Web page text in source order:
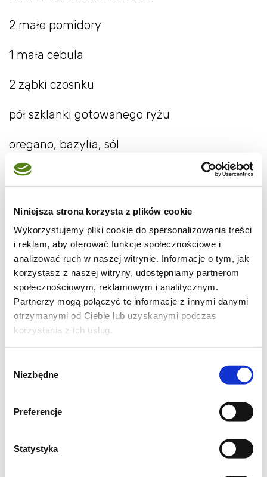
Niniejsza strona korzysta z plików cookie
Wykorzystujemy pliki cookie do spersonalizowania treści
i reklam, aby oferować funkcje społecznościowe i
analizować ruch w naszej witrynie. Informacje o tym, jak
korzystasz z naszej witryny, udostępniamy partnerom
społecznościowym, reklamowym i analitycznym.
Partnerzy mogą połączyć te informacje z innymi danymi
otrzymanymi od Ciebie lub uzyskanymi podczas
korzystania z ich usług.
zgody
Niezbędne
Preferencje
Statystyka
2 małe pomidory
1 mała cebula
2 ząbki czosnku
pół szklanki gotowanego ryżu
oregano, bazylia, sól
olej do smażenia
Najpierw przekroiłam cukinie na dwie mniej
więcej równe części. Wydrążyłam gniazda
nasienne i posiekałam je drobno. Posiekałam
też cebulę i czosnek. Na gorącym oleju
podsmażyłam cebule, czosnek i posiekany
środek cukinii, tak by się wszystko zeszkliło.
dusiłam. Pomidor nie może się rozpaść. Mają
Farsz nałożyłam do wydrążonej cukinii i
wstawiłam do piekarnika rozgrzanego do 180